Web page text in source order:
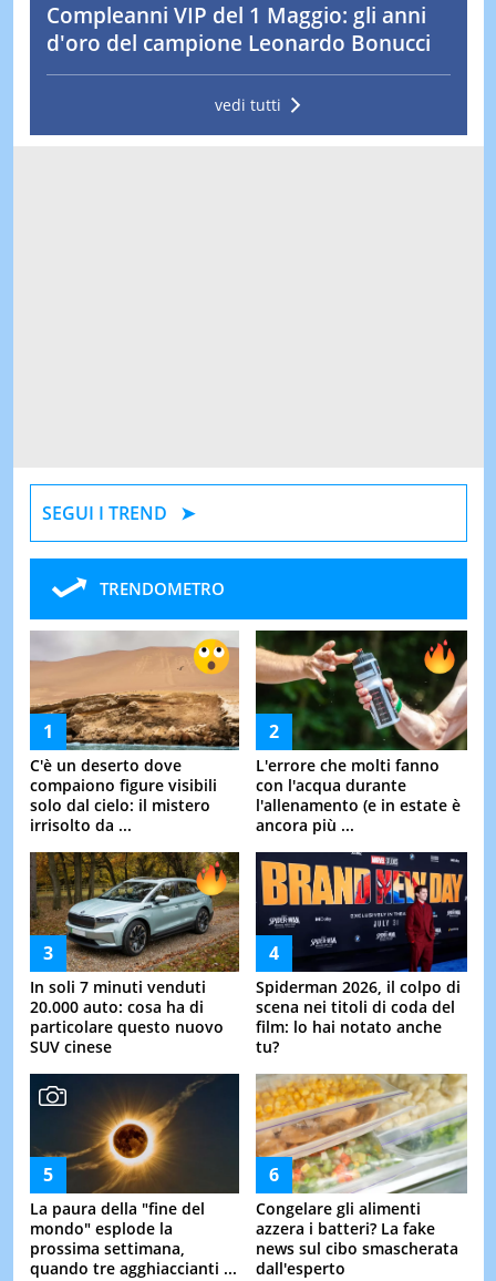
Compleanni VIP del 1 Maggio: gli anni
d'oro del campione Leonardo Bonucci
vedi tutti
SEGUI I TREND
TRENDOMETRO
C'è un deserto dove
compaiono figure visibili
solo dal cielo: il mistero
irrisolto da ...
L'errore che molti fanno
con l'acqua durante
l'allenamento (e in estate è
ancora più ...
In soli 7 minuti venduti
20.000 auto: cosa ha di
particolare questo nuovo
SUV cinese
Spiderman 2026, il colpo di
scena nei titoli di coda del
film: lo hai notato anche
tu?
La paura della "fine del
mondo" esplode la
prossima settimana,
quando tre agghiaccianti ...
Congelare gli alimenti
azzera i batteri? La fake
news sul cibo smascherata
dall'esperto